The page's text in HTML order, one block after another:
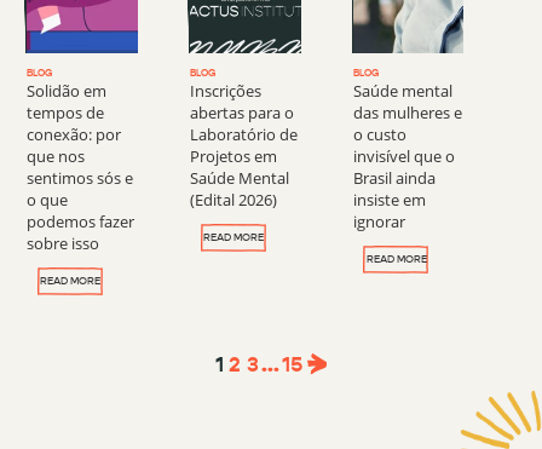
BLOG
Solidão em
tempos de
conexão: por
que nos
sentimos sós e
o que
podemos fazer
sobre isso
READ MORE
BLOG
Inscrições
abertas para o
Laboratório de
Projetos em
Saúde Mental
(Edital 2026)
READ MORE
BLOG
Saúde mental
das mulheres e
o custo
invisível que o
Brasil ainda
insiste em
ignorar
READ MORE
1 2 3...15